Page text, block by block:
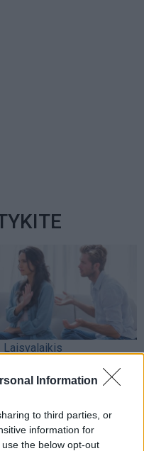
Information
to third parties, or
information for
the below opt-out
Laisvalaikis
pastatys į
atskleidė